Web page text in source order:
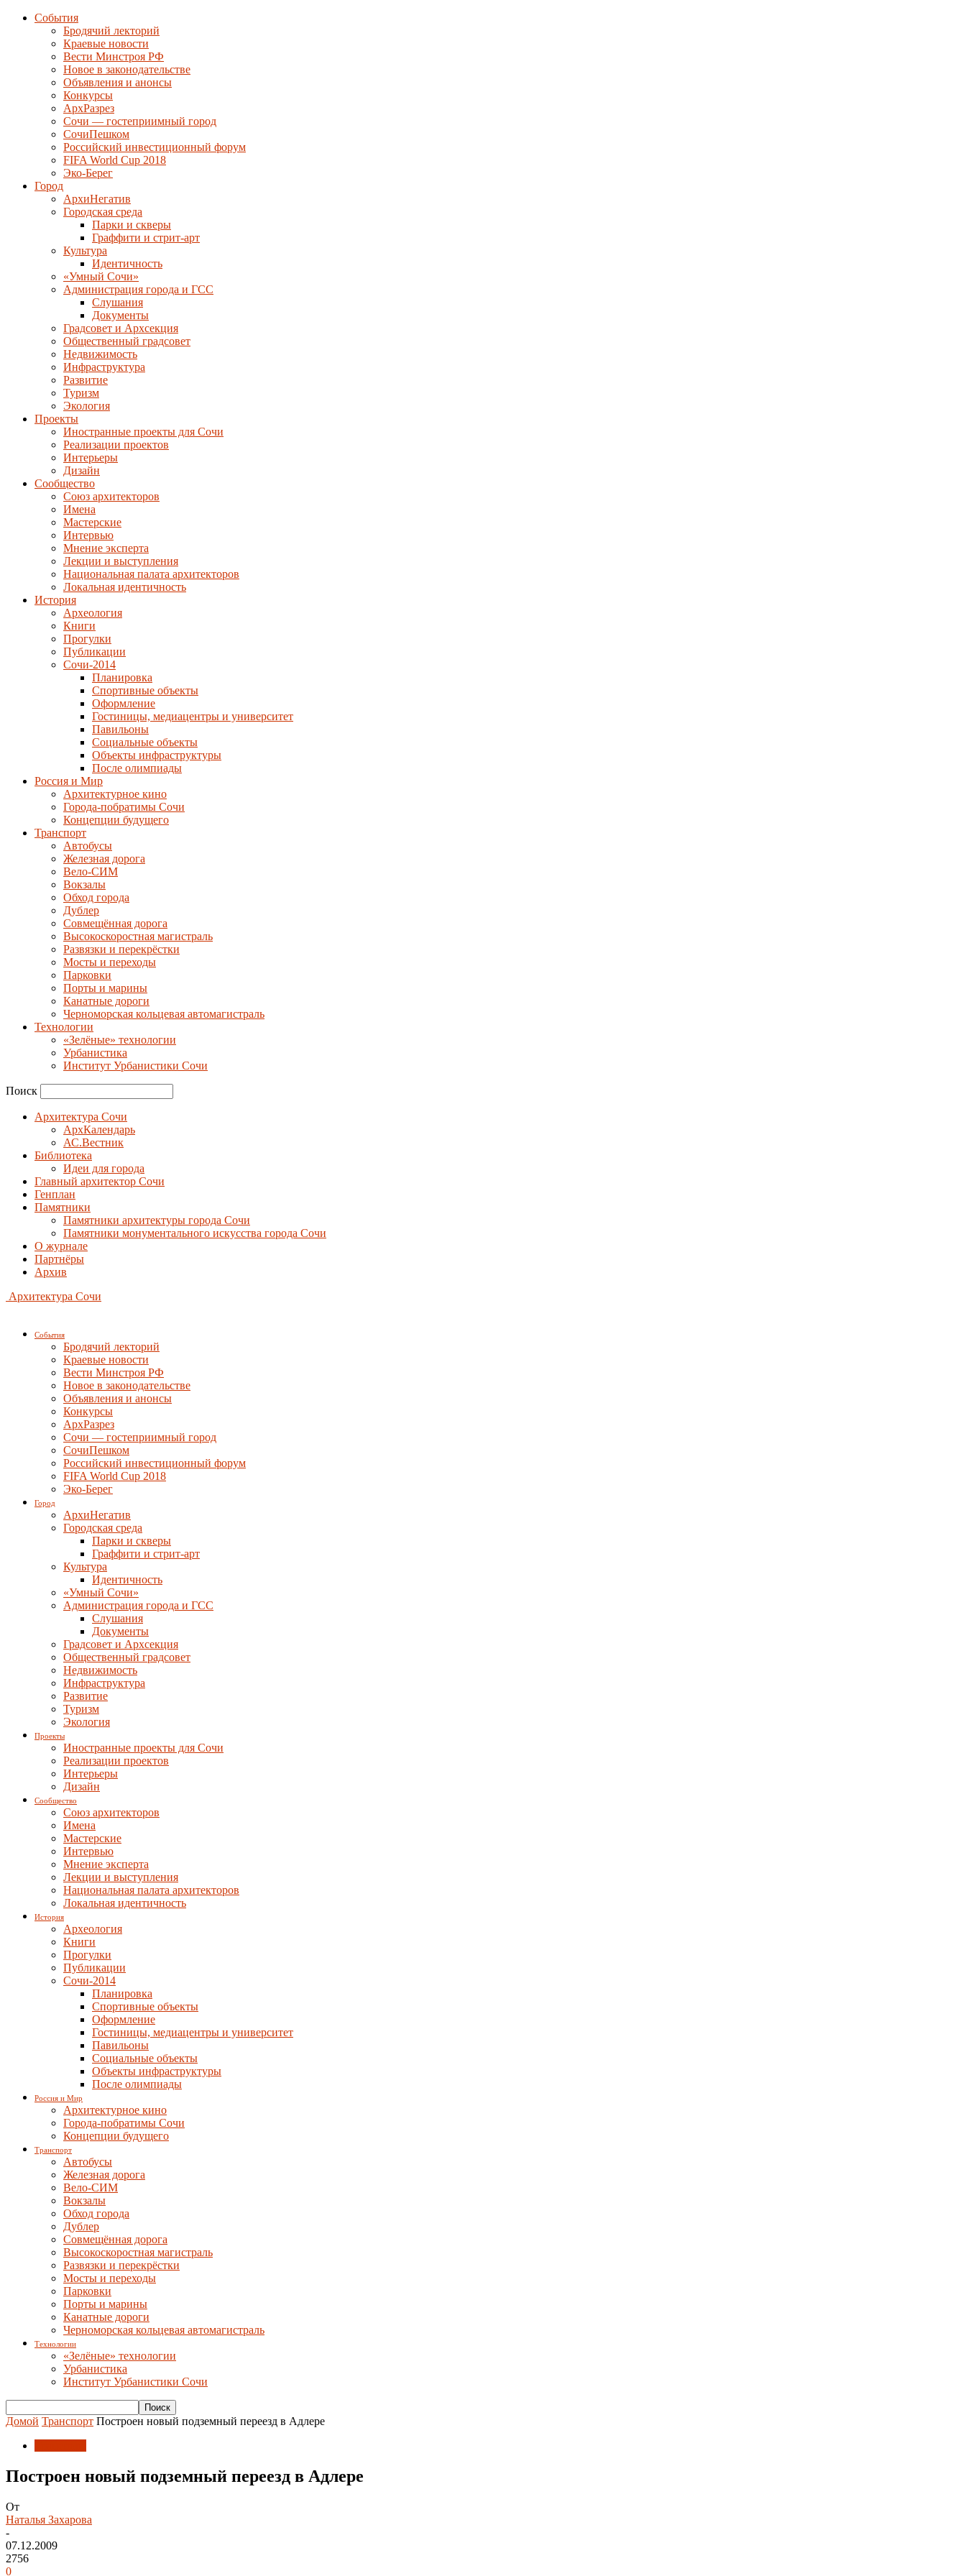
События
Бродячий лекторий
Краевые новости
Вести Минстроя РФ
Новое в законодательстве
Объявления и анонсы
Конкурсы
АрхРазрез
Сочи — гостеприимный город
СочиПешком
Российский инвестиционный форум
FIFA World Cup 2018
Эко-Берег
Город
АрхиНегатив
Городская среда
Парки и скверы
Граффити и стрит-арт
Культура
Идентичность
«Умный Сочи»
Администрация города и ГСС
Слушания
Документы
Градсовет и Архсекция
Общественный градсовет
Недвижимость
Инфраструктура
Развитие
Туризм
Экология
Проекты
Иностранные проекты для Сочи
Реализации проектов
Интерьеры
Дизайн
Сообщество
Союз архитекторов
Имена
Мастерские
Интервью
Мнение эксперта
Лекции и выступления
Национальная палата архитекторов
Локальная идентичность
История
Археология
Книги
Прогулки
Публикации
Сочи-2014
Планировка
Спортивные объекты
Оформление
Гостиницы, медиацентры и университет
Павильоны
Социальные объекты
Объекты инфраструктуры
После олимпиады
Россия и Мир
Архитектурное кино
Города-побратимы Сочи
Концепции будущего
Транспорт
Автобусы
Железная дорога
Вело-СИМ
Вокзалы
Обход города
Дублер
Совмещённая дорога
Высокоскоростная магистраль
Развязки и перекрёстки
Мосты и переходы
Парковки
Порты и марины
Канатные дороги
Черноморская кольцевая автомагистраль
Технологии
«Зелёные» технологии
Урбанистика
Институт Урбанистики Сочи
Поиск
Архитектура Сочи
АрхКалендарь
АС.Вестник
Библиотека
Идеи для города
Главный архитектор Сочи
Генплан
Памятники
Памятники архитектуры города Сочи
Памятники монументального искусства города Сочи
О журнале
Партнёры
Архив
Архитектура Сочи
События
Бродячий лекторий
Краевые новости
Вести Минстроя РФ
Новое в законодательстве
Объявления и анонсы
Конкурсы
АрхРазрез
Сочи — гостеприимный город
СочиПешком
Российский инвестиционный форум
FIFA World Cup 2018
Эко-Берег
Город
АрхиНегатив
Городская среда
Парки и скверы
Граффити и стрит-арт
Культура
Идентичность
«Умный Сочи»
Администрация города и ГСС
Слушания
Документы
Градсовет и Архсекция
Общественный градсовет
Недвижимость
Инфраструктура
Развитие
Туризм
Экология
Проекты
Иностранные проекты для Сочи
Реализации проектов
Интерьеры
Дизайн
Сообщество
Союз архитекторов
Имена
Мастерские
Интервью
Мнение эксперта
Лекции и выступления
Национальная палата архитекторов
Локальная идентичность
История
Археология
Книги
Прогулки
Публикации
Сочи-2014
Планировка
Спортивные объекты
Оформление
Гостиницы, медиацентры и университет
Павильоны
Социальные объекты
Объекты инфраструктуры
После олимпиады
Россия и Мир
Архитектурное кино
Города-побратимы Сочи
Концепции будущего
Транспорт
Автобусы
Железная дорога
Вело-СИМ
Вокзалы
Обход города
Дублер
Совмещённая дорога
Высокоскоростная магистраль
Развязки и перекрёстки
Мосты и переходы
Парковки
Порты и марины
Канатные дороги
Черноморская кольцевая автомагистраль
Технологии
«Зелёные» технологии
Урбанистика
Институт Урбанистики Сочи
Домой Транспорт Построен новый подземный переезд в Адлере
Построен новый подземный переезд в Адлере
От
Наталья Захарова
-
07.12.2009
2756
0